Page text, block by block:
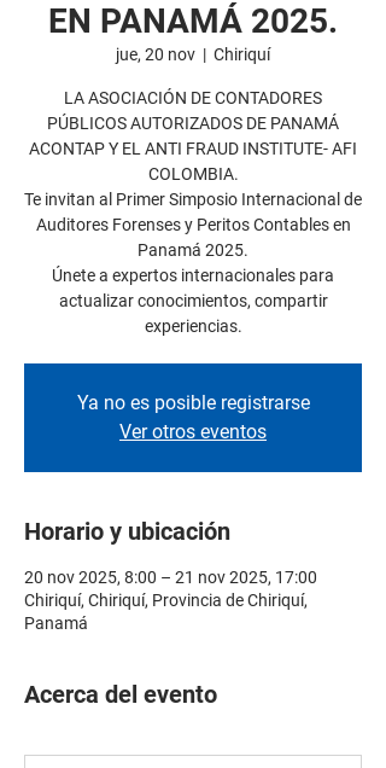
EN PANAMÁ 2025.
jue, 20 nov
  |
Chiriquí
LA ASOCIACIÓN DE CONTADORES
PÚBLICOS AUTORIZADOS DE PANAMÁ
ACONTAP Y EL ANTI FRAUD INSTITUTE- AFI
COLOMBIA.
Te invitan al Primer Simposio Internacional de
Auditores Forenses y Peritos Contables en
Panamá 2025.
Únete a expertos internacionales para
actualizar conocimientos, compartir
experiencias.
Ya no es posible registrarse
Ver otros eventos
Horario y ubicación
20 nov 2025, 8:00 – 21 nov 2025, 17:00
Chiriquí, Chiriquí, Provincia de Chiriquí,
Panamá
Acerca del evento